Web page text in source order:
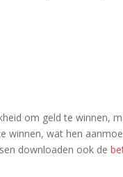
om geld te winnen,
winnen, wat hen
downloaden ook de